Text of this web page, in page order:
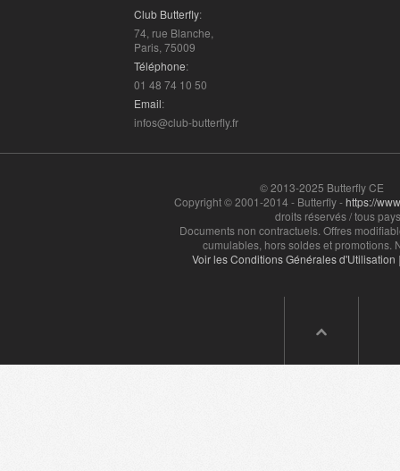
Club Butterfly:
74, rue Blanche,
Paris, 75009
Téléphone:
01 48 74 10 50
Email:
infos@club-butterfly.fr
© 2013-2025 Butterfly CE
Copyright © 2001-2014 - Butterfly -https://
droits réservés / tous
Documents non contractuels. Offres
cumulables, hors soldes et promotions.
Voir les Conditions Générales d'Utilisation